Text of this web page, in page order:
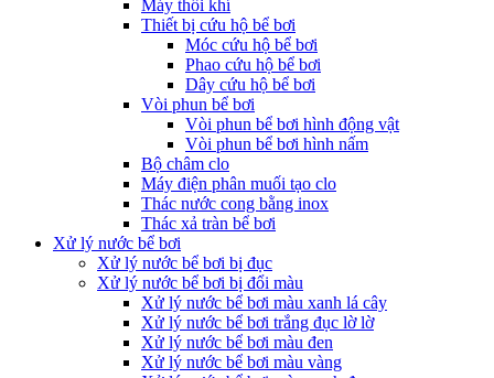
Máy thổi khí
Thiết bị cứu hộ bể bơi
Móc cứu hộ bể bơi
Phao cứu hộ bể bơi
Dây cứu hộ bể bơi
Vòi phun bể bơi
Vòi phun bể bơi hình động vật
Vòi phun bể bơi hình nấm
Bộ châm clo
Máy điện phân muối tạo clo
Thác nước cong bằng inox
Thác xả tràn bể bơi
Xử lý nước bể bơi
Xử lý nước bể bơi bị đục
Xử lý nước bể bơi bị đổi màu
Xử lý nước bể bơi màu xanh lá cây
Xử lý nước bể bơi trắng đục lờ lờ
Xử lý nước bể bơi màu đen
Xử lý nước bể bơi màu vàng